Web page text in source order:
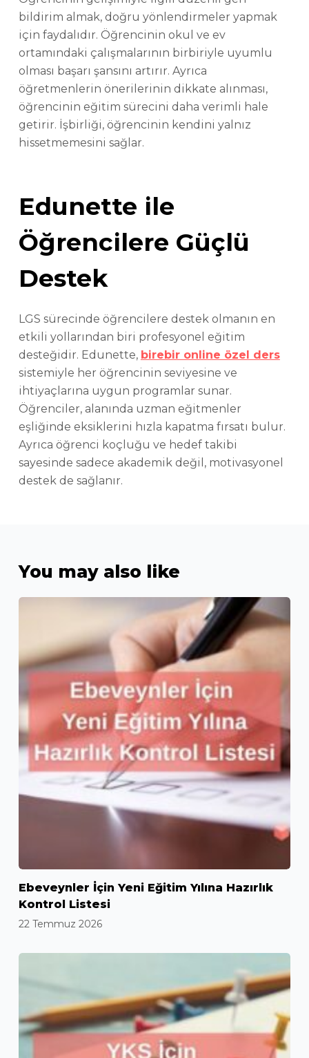
bildirim almak, doğru yönlendirmeler yapmak
için faydalıdır. Öğrencinin okul ve ev
ortamındaki çalışmalarının birbiriyle uyumlu
olması başarı şansını artırır. Ayrıca
öğretmenlerin önerilerinin dikkate alınması,
öğrencinin eğitim sürecini daha verimli hale
getirir. İşbirliği, öğrencinin kendini yalnız
hissetmemesini sağlar.
Edunette ile
Öğrencilere Güçlü
Destek
LGS sürecinde öğrencilere destek olmanın en
etkili yollarından biri profesyonel eğitim
desteğidir. Edunette, birebir online özel ders
sistemiyle her öğrencinin seviyesine ve
ihtiyaçlarına uygun programlar sunar.
Öğrenciler, alanında uzman eğitmenler
eşliğinde eksiklerini hızla kapatma fırsatı bulur.
Ayrıca öğrenci koçluğu ve hedef takibi
sayesinde sadece akademik değil, motivasyonel
destek de sağlanır.
You may also like
Ebeveynler İçin Yeni Eğitim Yılına Hazırlık
Kontrol Listesi
22 Temmuz 2026